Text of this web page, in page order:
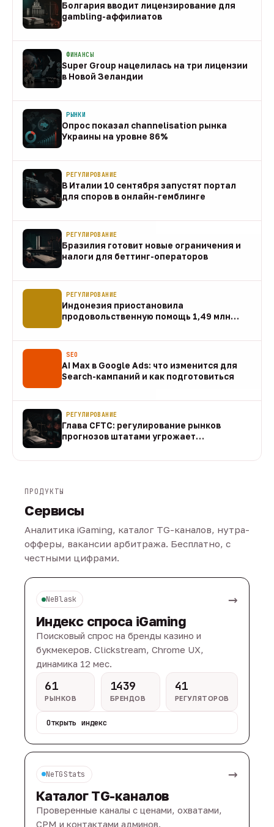
Болгария вводит лицензирование для
gambling-аффилиатов
ФИНАНСЫ
Super Group нацелилась на три лицензии
в Новой Зеландии
РЫНКИ
Опрос показал channelisation рынка
Украины на уровне 86%
РЕГУЛИРОВАНИЕ
В Италии 10 сентября запустят портал
для споров в онлайн-гемблинге
РЕГУЛИРОВАНИЕ
Бразилия готовит новые ограничения и
налоги для беттинг-операторов
РЕГУЛИРОВАНИЕ
Индонезия приостановила
продовольственную помощь 1,49 млн
SEO
AI Max в Google Ads: что изменится для
Search-кампаний и как подготовиться
РЕГУЛИРОВАНИЕ
Глава CFTC: регулирование рынков
прогнозов штатами угрожает
ПРОДУКТЫ
Сервисы
Аналитика iGaming, каталог TG-каналов, нутра-
офферы, вакансии арбитража. Бесплатно, с
честными цифрами.
NeBlask →
Индекс спроса iGaming
Поисковый спрос на бренды казино и
букмекеров. Clickstream, Chrome UX,
динамика 12 мес.
61
РЫНКОВ
1439
БРЕНДОВ
41
РЕГУЛЯТОРОВ
Открыть индекс
NeTGStats →
Каталог TG-каналов
Проверенные каналы с ценами, охватами,
CPM и контактами админов.